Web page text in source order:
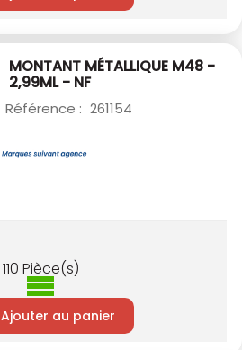
MONTANT MÉTALLIQUE M48 -
2,99ML - NF
Référence : 261154
110 Pièce(s)
Ajouter au panier